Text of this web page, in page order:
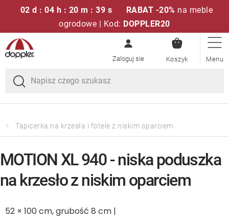
02 d : 04 h : 20 m : 39 s RABAT -20% na meble
ogrodowe | Kod: DOPPLER20
Przejść
do
treści
KOSZYK
Zestawy sof
Parasole ogrodowe
Poduszki i poduszki siedziskowe
Tapicerka na krzesła i fotele z niskim oparciem
52 × 100 cm, grubość 8 cm |
MOTION XL 940 - niska poduszka
na krzesło z niskim oparciem